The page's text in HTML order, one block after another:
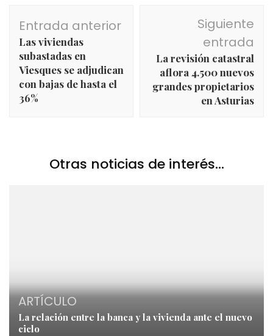
Navegación
de
entradas
Entrada anterior
Las viviendas
subastadas en
Viesques se adjudican
con bajas de hasta el
36%
Siguiente
entrada
La revisión catastral
aflora 4.500 nuevos
grandes propietarios
en Asturias
Otras noticias de interés...
ARTÍCULO
La relación entre la banca y la vivienda ante el nuevo
ciclo